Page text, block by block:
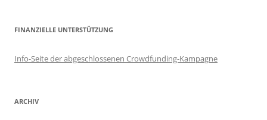
FINANZIELLE UNTERSTÜTZUNG
Info-Seite der abgeschlossenen Crowdfunding-Kampagne
ARCHIV